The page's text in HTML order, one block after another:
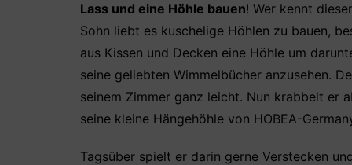
Lass und eine Höhle bauen! Wer kennt
Sohn liebt es kuschelige Höhlen zu bauen,
aus Kissen und Decken eine Höhle um
seine geliebten Wimmelbücher anzusehen.
seinem Zimmer ganz leicht. Nun krabbelt er
seine kleine Hängehöhle von HOBEA-
Tagsüber spielt er darin gerne Verstecken